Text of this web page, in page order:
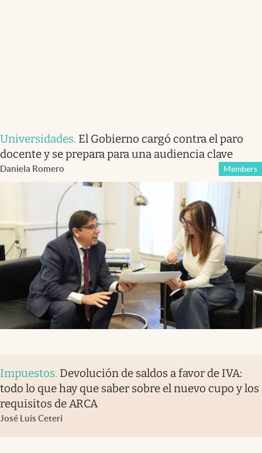
Universidades. El Gobierno cargó contra el paro
docente y se prepara para una audiencia clave
Daniela Romero Members
Impuestos. Devolución de saldos a favor de IVA:
todo lo que hay que saber sobre el nuevo cupo y los
requisitos de ARCA
José Luis Ceteri